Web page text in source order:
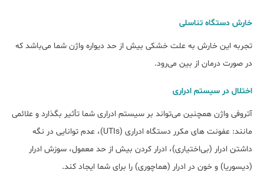
خارش دستگاه تناسلی
تجربه این خارش به علت خشکی بیش از حد دیواره واژن شما می‌باشد که
در صورت درمان از بین می‌رود.
اختلال در سیستم ادراری
آتروفی واژن همچنین می‌تواند بر سیستم ادراری شما تأثیر بگذارد و علائمی
مانند: عفونت های مکرر دستگاه ادراری (UTIs)، عدم توانایی در نگه
داشتن ادرار (بی‌اختیاری)، ادرار کردن بیش از حد معمول، سوزش ادرار
(دیسوریا) و خون در ادرار (هماچوری) را برای شما ایجاد کند.